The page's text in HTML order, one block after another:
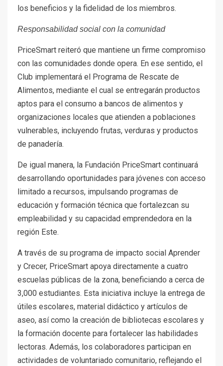
los beneficios y la fidelidad de los miembros.
Responsabilidad social con la comunidad
PriceSmart reiteró que mantiene un firme compromiso
con las comunidades donde opera. En ese sentido, el
Club implementará el Programa de Rescate de
Alimentos, mediante el cual se entregarán productos
aptos para el consumo a bancos de alimentos y
organizaciones locales que atienden a poblaciones
vulnerables, incluyendo frutas, verduras y productos
de panadería.
De igual manera, la Fundación PriceSmart continuará
desarrollando oportunidades para jóvenes con acceso
limitado a recursos, impulsando programas de
educación y formación técnica que fortalezcan su
empleabilidad y su capacidad emprendedora en la
región Este.
A través de su programa de impacto social Aprender
y Crecer, PriceSmart apoya directamente a cuatro
escuelas públicas de la zona, beneficiando a cerca de
3,000 estudiantes. Esta iniciativa incluye la entrega de
útiles escolares, material didáctico y artículos de
aseo, así como la creación de bibliotecas escolares y
la formación docente para fortalecer las habilidades
lectoras. Además, los colaboradores participan en
actividades de voluntariado comunitario, reflejando el